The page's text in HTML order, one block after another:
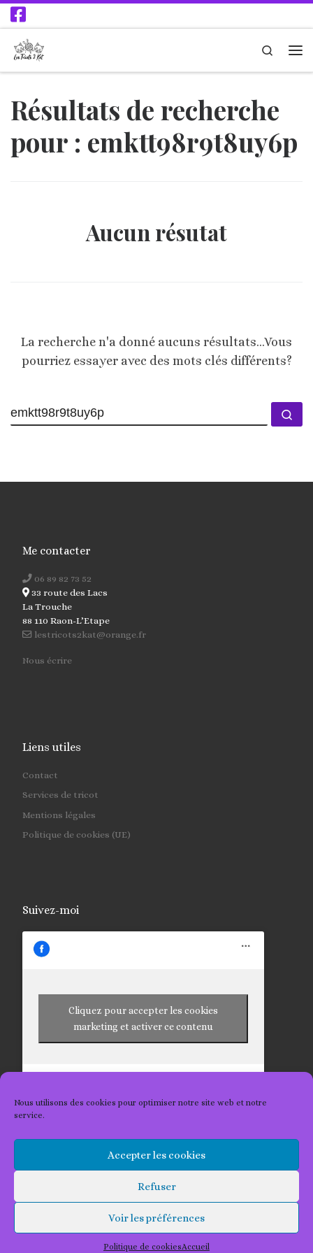
Nous utilisons des cookies pour optimiser notre site web et notre
service.
Accepter les cookies
Refuser
Voir les préférences
Politique de cookiesAccueil
Passer au contenu
Search
Résultats de recherche
pour : emktt98r9t8uy6p
Aucun résutat
La recherche n'a donné aucuns résultats...Vous
pourriez essayer avec des mots clés différents?
Me contacter
06 89 82 73 52
33 route des Lacs
La Trouche
88 110 Raon-L’Etape
lestricots2kat@orange.fr
Nous écrire
Liens utiles
Contact
Services de tricot
Mentions légales
Politique de cookies (UE)
Suivez-moi
Cliquez pour accepter les cookies
marketing et activer ce contenu
Les Tricots 2 Kat
Propulsé parWP– Réalisé avec theThème Customizr